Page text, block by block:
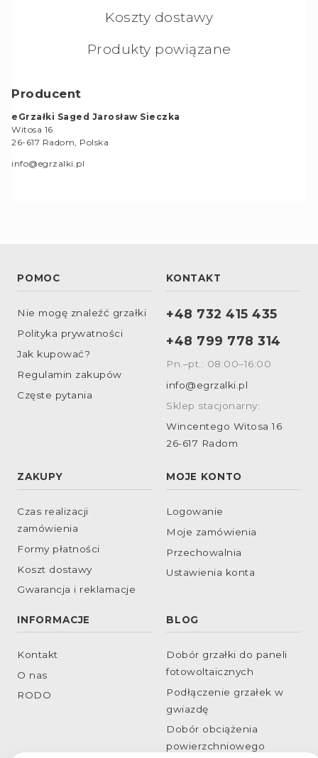
Koszty dostawy
Produkty powiązane
Producent
eGrzałki Saged Jarosław Sieczka
Witosa 16
26-617 Radom, Polska
info@egrzalki.pl
POMOC
Nie mogę znaleźć grzałki
Polityka prywatności
Jak kupować?
Regulamin zakupów
Częste pytania
ZAKUPY
Czas realizacji
zamówienia
Formy płatności
Koszt dostawy
Gwarancja i reklamacje
MOJE KONTO
Logowanie
Moje zamówienia
Przechowalnia
Ustawienia konta
INFORMACJE
Kontakt
O nas
RODO
BLOG
Dobór grzałki do paneli
fotowoltaicznych
Podłączenie grzałek w
gwiazdę
Dobór obciążenia
powierzchniowego
KONTAKT
+48 732 415 435
+48 799 778 314
Pn.–pt.: 08:00–16:00
info@egrzalki.pl
Sklep stacjonarny:
Wincentego Witosa 16
26-617 Radom